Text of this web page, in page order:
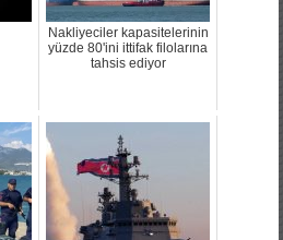
Nakliyeciler kapasitelerinin
yüzde 80'ini ittifak filolarına
tahsis ediyor